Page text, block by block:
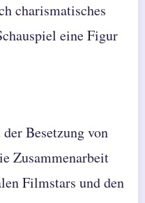
charismatisches
eine Figur
Besetzung von
Zusammenarbeit
Filmstars und den